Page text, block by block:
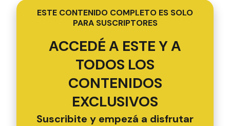
ESTE CONTENIDO COMPLETO ES SOLO
PARA SUSCRIPTORES
ACCEDÉ A ESTE Y A
TODOS LOS
CONTENIDOS
EXCLUSIVOS
Suscribite y empezá a disfrutar